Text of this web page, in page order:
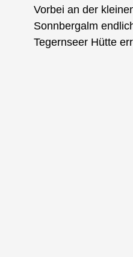
Vorbei an der
Sonnbergalm
Tegernseer Hütte